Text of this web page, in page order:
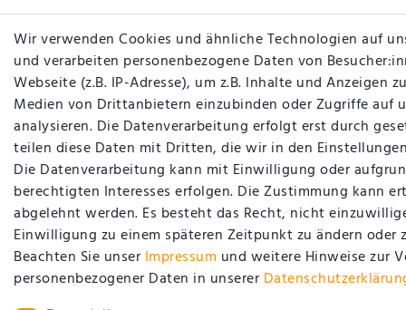
Wir verwenden Cookies und ähnliche Technologien auf
und verarbeiten personenbezogene Daten von
Webseite (z.B. IP-Adresse), um z.B. Inhalte und Anzeigen
Medien von Drittanbietern einzubinden oder Zugriffe auf
analysieren. Die Datenverarbeitung erfolgt erst durch
teilen diese Daten mit Dritten, die wir in den
Die Datenverarbeitung kann mit Einwilligung oder
berechtigten Interesses erfolgen. Die Zustimmung kann
abgelehnt werden. Es besteht das Recht, nicht
Einwilligung zu einem späteren Zeitpunkt zu ändern oder
Beachten Sie unser Impressum und weitere Hinweise zur
personenbezogener Daten in unserer